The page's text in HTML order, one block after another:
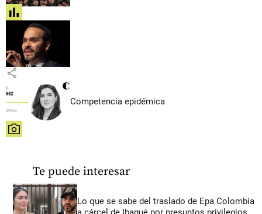
share
share
Competencia epidémica
share
Te puede interesar
Lo que se sabe del traslado de Epa Colombia